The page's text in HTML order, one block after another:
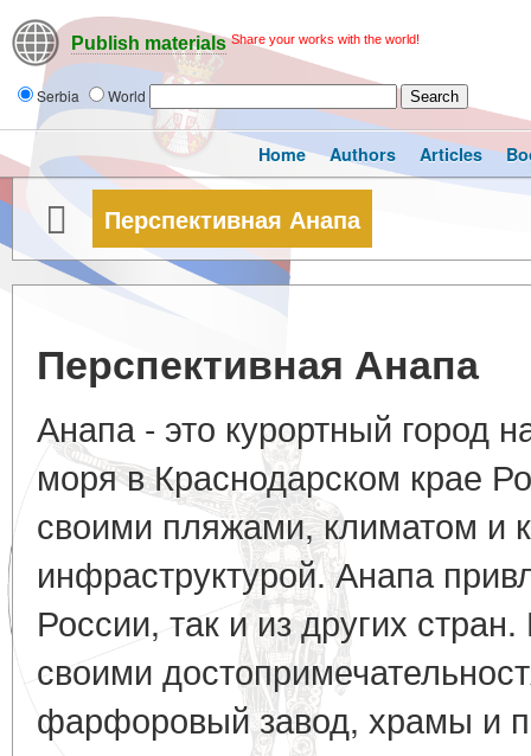
Publish materials Share your works with the world!
Serbia World
Home Authors Articles
Перспективная Анапа
Перспективная Анапа
Анапа - это курортный город
моря в Краснодарском крае
своими пляжами, климатом и
инфраструктурой. Анапа
России, так и из других
своими
фарфоровый завод, храмы и